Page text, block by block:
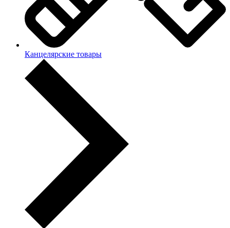
Канцелярские товары